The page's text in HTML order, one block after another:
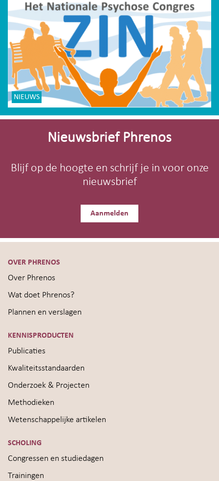
NIEUWS
Site-
Nieuwsbrief Phrenos
Blijf op de hoogte en schrijf je in voor onze
nieuwsbrief
Aanmelden
OVER PHRENOS
Over Phrenos
Wat doet Phrenos?
Plannen en verslagen
KENNISPRODUCTEN
Publicaties
Kwaliteitsstandaarden
Onderzoek & Projecten
Methodieken
Wetenschappelijke artikelen
SCHOLING
Congressen en studiedagen
Trainingen